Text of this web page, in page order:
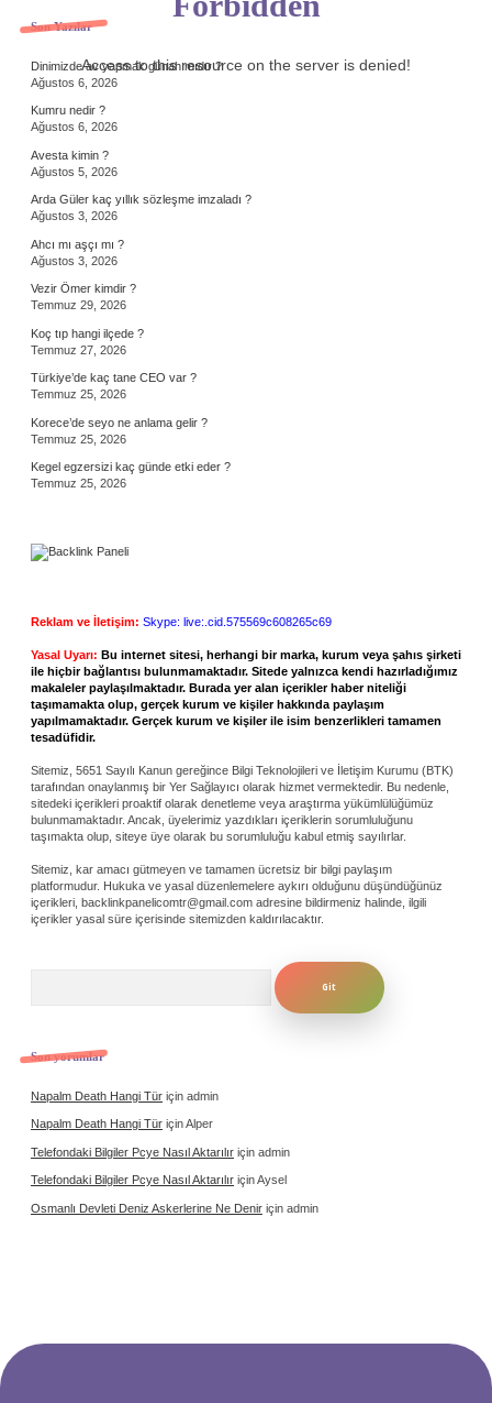
Sidebar
Son Yazılar
Dinimizde av yapmak günah mıdır ?
Ağustos 6, 2026
Kumru nedir ?
Ağustos 6, 2026
Avesta kimin ?
Ağustos 5, 2026
Arda Güler kaç yıllık sözleşme imzaladı ?
Ağustos 3, 2026
Ahcı mı aşçı mı ?
Ağustos 3, 2026
Vezir Ömer kimdir ?
Temmuz 29, 2026
Koç tıp hangi ilçede ?
Temmuz 27, 2026
Türkiye’de kaç tane CEO var ?
Temmuz 25, 2026
Korece’de seyo ne anlama gelir ?
Temmuz 25, 2026
Kegel egzersizi kaç günde etki eder ?
Temmuz 25, 2026
Reklam ve İletişim: Skype: live:.cid.575569c608265c69
Yasal Uyarı: Bu internet sitesi, herhangi bir marka, kurum veya şahıs şirketi
ile hiçbir bağlantısı bulunmamaktadır. Sitede yalnızca kendi hazırladığımız
makaleler paylaşılmaktadır. Burada yer alan içerikler haber niteliği
taşımamakta olup, gerçek kurum ve kişiler hakkında paylaşım
yapılmamaktadır. Gerçek kurum ve kişiler ile isim benzerlikleri tamamen
tesadüfidir.
Sitemiz, 5651 Sayılı Kanun gereğince Bilgi Teknolojileri ve İletişim Kurumu (BTK)
tarafından onaylanmış bir Yer Sağlayıcı olarak hizmet vermektedir. Bu nedenle,
sitedeki içerikleri proaktif olarak denetleme veya araştırma yükümlülüğümüz
bulunmamaktadır. Ancak, üyelerimiz yazdıkları içeriklerin sorumluluğunu
taşımakta olup, siteye üye olarak bu sorumluluğu kabul etmiş sayılırlar.
Sitemiz, kar amacı gütmeyen ve tamamen ücretsiz bir bilgi paylaşım
platformudur. Hukuka ve yasal düzenlemelere aykırı olduğunu düşündüğünüz
içerikleri, backlinkpanelicomtr@gmail.com adresine bildirmeniz halinde, ilgili
içerikler yasal süre içerisinde sitemizden kaldırılacaktır.
Son yorumlar
Napalm Death Hangi Tür için admin
Napalm Death Hangi Tür içinAlper
Telefondaki Bilgiler Pcye Nasıl Aktarılır için admin
Telefondaki Bilgiler Pcye Nasıl Aktarılır içinAysel
Osmanlı Devleti Deniz Askerlerine Ne Denir için admin
Access to this resource on the server is denied!